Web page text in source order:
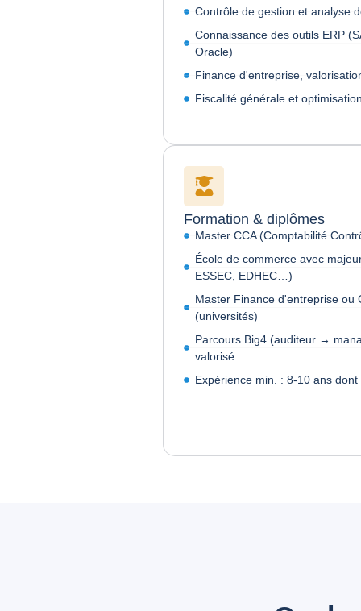
Contrôle de gestion et analyse
Connaissance des outils ERP
Oracle)
Finance d'entreprise,
Fiscalité générale et
Formation & diplômes
Master CCA (Comptabilité
École de commerce avec
ESSEC, EDHEC…)
Master Finance d'entreprise ou
(universités)
Parcours Big4 (auditeur →
valorisé
Expérience min. : 8-10 ans